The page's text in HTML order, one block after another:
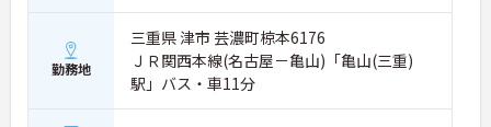
勤務地
三重県 津市 芸濃町椋本6176
ＪＲ関西本線(名古屋－亀山)「亀山(三重)
駅」バス・車11分